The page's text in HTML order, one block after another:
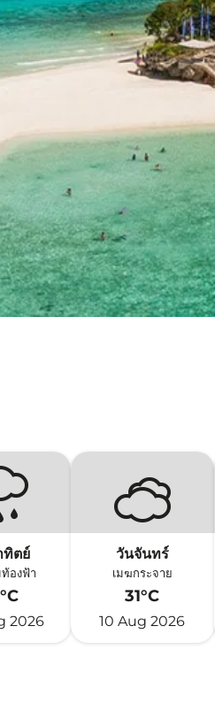
ทิตย์
ท้องฟ้า
2026
วันจันทร์
เมฆกระจาย
31°C
10 Aug 2026